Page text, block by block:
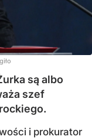
są albo
szef
i prokurator